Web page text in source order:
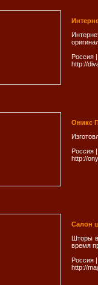
Россия |
http://
Оникс
Россия |
http://
Салон
Шторы в
время
Россия |
http://